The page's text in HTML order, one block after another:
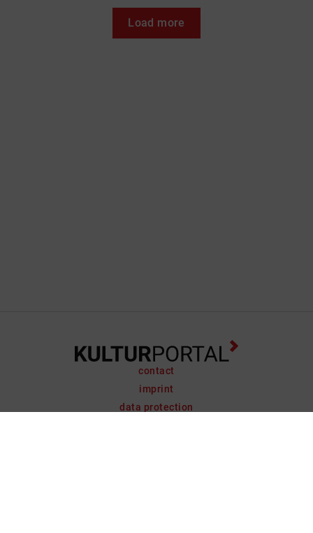
Load more
contact
imprint
data protection